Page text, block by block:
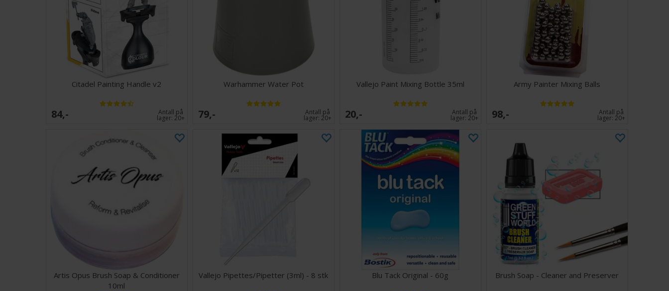
Citadel Painting Handle v2
84,- Antall på
lager:20+
Warhammer Water Pot
79,- Antall på
lager:20+
Vallejo Paint Mixing Bottle 35ml
20,- Antall på
lager:20+
Army Painter Mixing Balls
98,- Antall på
lager:20+
Artis Opus Brush Soap & Conditioner
10ml
Vallejo Pipettes/Pipetter (3ml) - 8 stk Blu Tack Original - 60g Brush Soap - Cleaner and Preserver